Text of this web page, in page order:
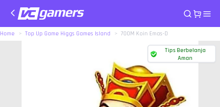
Home Top Up Game Higgs Games Island 700M Koin Emas-D
Tips Berbelanja
Aman